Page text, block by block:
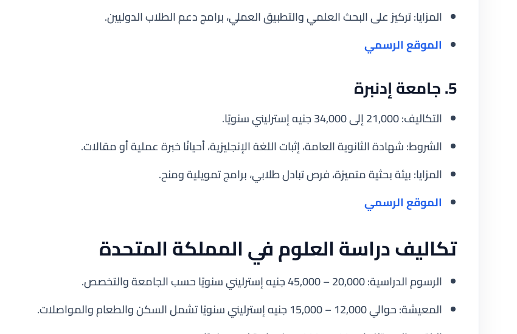
المزايا: تركيز على البحث العلمي والتطبيق العملي، برامج دعم الطلاب الدوليين.
الموقع الرسمي
5. جامعة إدنبرة
التكاليف: 21,000 إلى 34,000 جنيه إسترليني سنويًا.
الشروط: شهادة الثانوية العامة، إثبات اللغة الإنجليزية، أحيانًا خبرة عملية أو مقالات.
المزايا: بيئة بحثية متميزة، فرص تبادل طلابي، برامج تمويلية ومنح.
الموقع الرسمي
تكاليف دراسة العلوم في المملكة المتحدة
الرسوم الدراسية: 20,000 – 45,000 جنيه إسترليني سنويًا حسب الجامعة والتخصص.
المعيشة: حوالي 12,000 – 15,000 جنيه إسترليني سنويًا تشمل السكن والطعام والمواصلات.